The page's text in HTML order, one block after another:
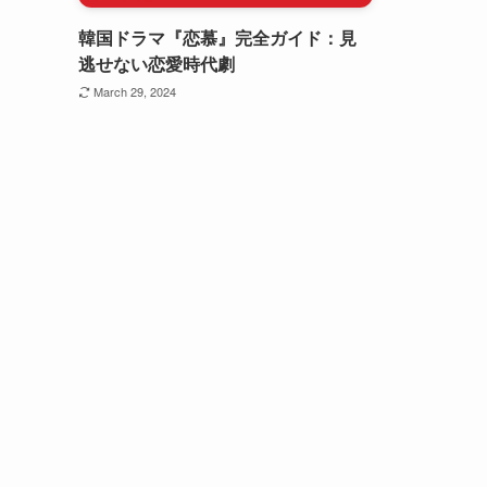
韓国ドラマ『恋慕』完全ガイド：見
逃せない恋愛時代劇
March 29, 2024